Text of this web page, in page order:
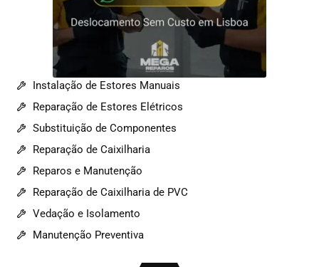
Instalação de Estores Manuais
Reparação de Estores Elétricos
Substituição de Componentes
Reparação de Caixilharia
Reparos e Manutenção
Reparação de Caixilharia de PVC
Vedação e Isolamento
Manutenção Preventiva